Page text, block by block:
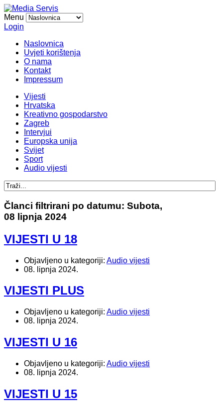
Menu
Login
Naslovnica
Uvjeti korištenja
O nama
Kontakt
Impressum
Vijesti
Hrvatska
Kreativno gospodarstvo
Zagreb
Intervjui
Europska unija
Svijet
Sport
Audio vijesti
Članci filtrirani po datumu: Subota,
08 lipnja 2024
VIJESTI U 18
Objavljeno u kategoriji: Audio vijesti
08. lipnja 2024.
VIJESTI PLUS
Objavljeno u kategoriji: Audio vijesti
08. lipnja 2024.
VIJESTI U 16
Objavljeno u kategoriji: Audio vijesti
08. lipnja 2024.
VIJESTI U 15